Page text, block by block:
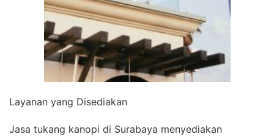
Layanan yang Disediakan
Jasa tukang kanopi di Surabaya menyediakan